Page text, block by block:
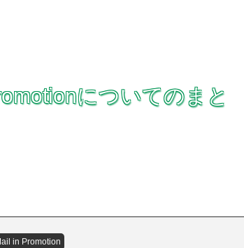
についてのまと
in Promotion